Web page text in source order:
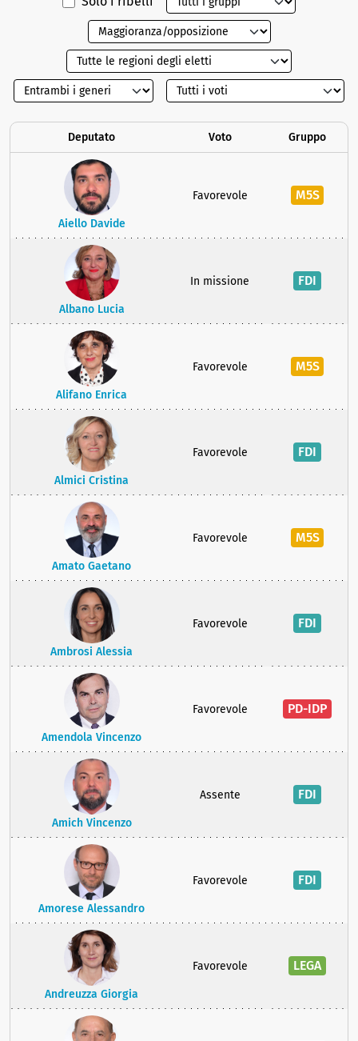
Deputato Voto Gruppo
Aiello Davide
Favorevole M5S
Albano Lucia
In missione FDI
Alifano Enrica
Favorevole M5S
Almici Cristina
Favorevole FDI
Amato Gaetano
Favorevole M5S
Ambrosi Alessia
Favorevole FDI
Amendola Vincenzo
Favorevole PD-IDP
Amich Vincenzo
Assente FDI
Amorese Alessandro
Favorevole FDI
Andreuzza Giorgia
Favorevole LEGA